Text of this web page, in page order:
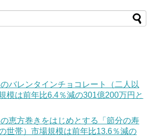
のバレンタインチョコレート（二人以
模は前年比6.4％減の301億200万円と
の恵方巻きをはじめとする「節分の寿
世帯）市場規模は前年比13.6％減の